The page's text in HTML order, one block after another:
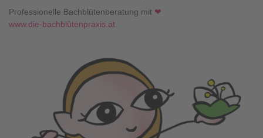
Professionelle Bachblütenberatung mit ❤
www.die-bachblütenpraxis.at